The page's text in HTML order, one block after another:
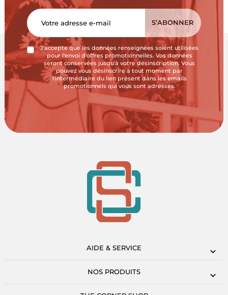
J'accepte que les données renseignées soient utilisées
pour l'envoi d'offres promotionnelles. Vos données
seront conservées jusqu'à votre désinscription. Vous
pouvez vous désinscrire à tout moment par
l'intermédiaire du lien présent dans les emails
promotionnels qui vous sont adressés.
AIDE & SERVICE
NOS PRODUITS